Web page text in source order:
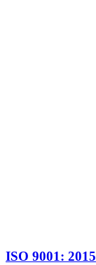
ISO 9001: 2015